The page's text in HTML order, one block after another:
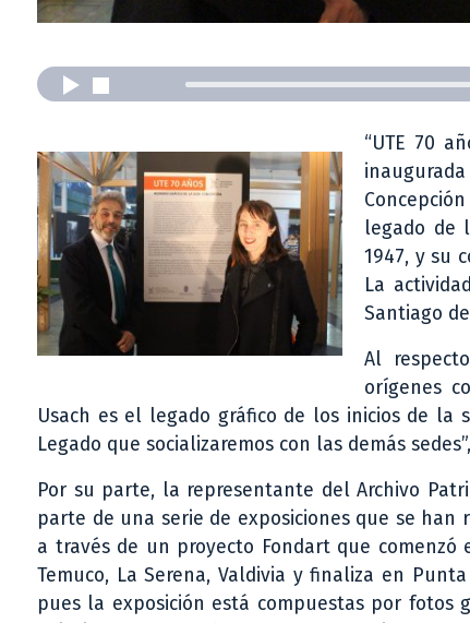
“UTE 70
legado de
1947, y su
La
Santiago
Al
orígenes
Usach es el legado gráfico de los inicios de la
Legado que socializaremos con las demás
Por su parte, la representante del Archivo
parte de una serie de exposiciones que se
a través de un proyecto Fondart que comenzó
Temuco, La Serena, Valdivia y finaliza en
pues la exposición está compuestas por fotos